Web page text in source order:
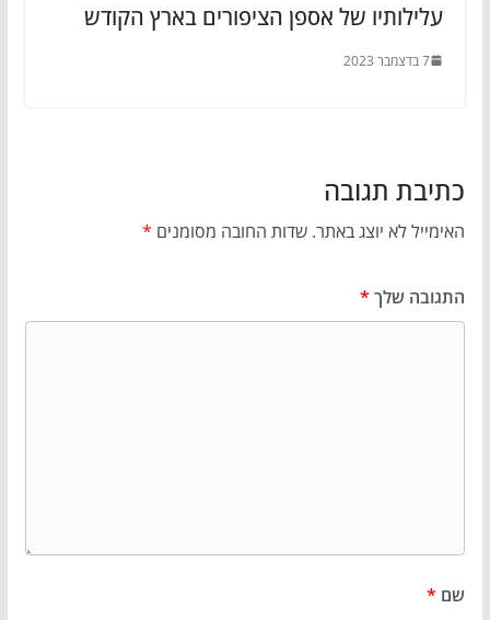
עלילותיו של אספן הציפורים בארץ הקודש
7 בדצמבר 2023
כתיבת תגובה
האימייל לא יוצג באתר. שדות החובה מסומנים *
התגובה שלך *
שם *